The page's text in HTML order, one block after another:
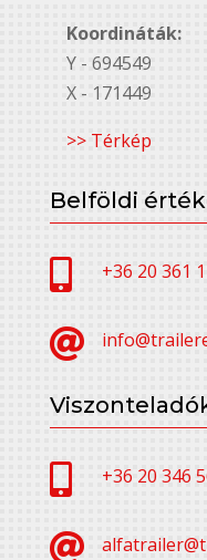
Koordináták:
Y - 694549
X - 171449
>> Térkép
Belföldi
 +36 20 361

 +36 20 346
